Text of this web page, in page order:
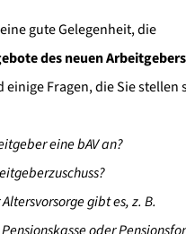
gute Gelegenheit, die
des neuen Arbeitgebers
einige Fragen, die Sie stellen
eine bAV an?
gibt es, z. B.